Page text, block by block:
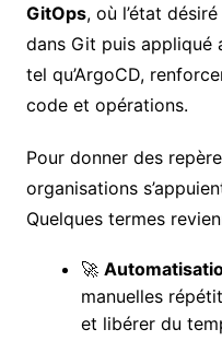
GitOps, où l’état
dans Git puis appliqué
tel qu’ArgoCD,
code et opérations.
Pour donner des
organisations
Quelques termes
🚀
manuelles
et libérer du